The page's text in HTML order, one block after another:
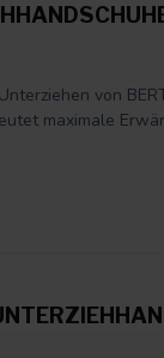
von
maximale